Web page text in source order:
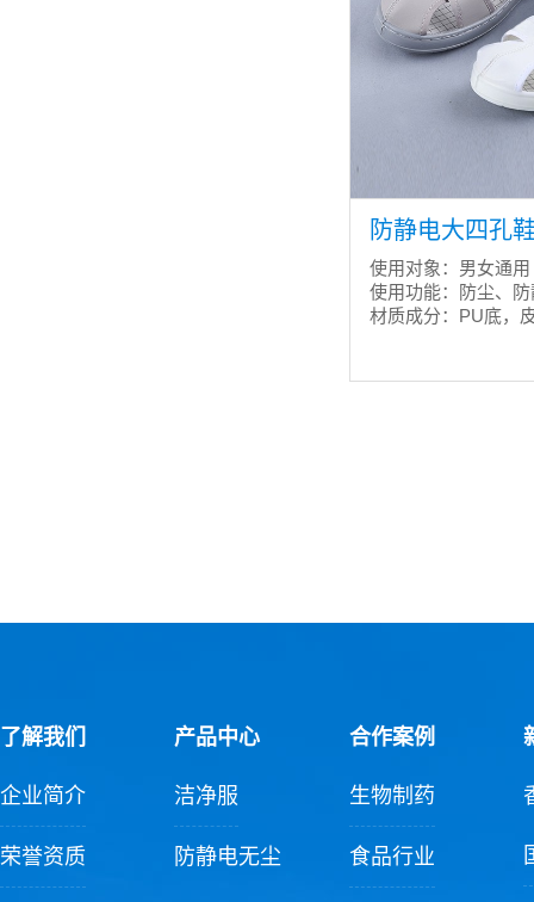
防静电大四孔
使用对象：男女通用
使用功能：防尘、防
材质成分：PU底，
了解我们
企业简介
荣誉资质
产品中心
洁净服
防静电无尘
合作案例
生物制药
食品行业